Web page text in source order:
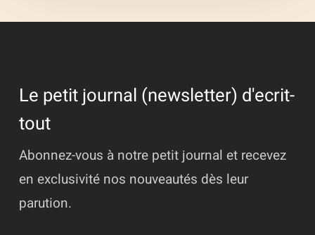
Le petit journal (newsletter) d'ecrit-
tout
Abonnez-vous à notre petit journal et recevez
en exclusivité nos nouveautés dès leur
parution.